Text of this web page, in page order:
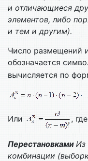
и отличающиеся
элементов, либо
и тем и другим).
Число размещений
обозначается
вычисляется по
Или , где
Перестановками Из
комбинации